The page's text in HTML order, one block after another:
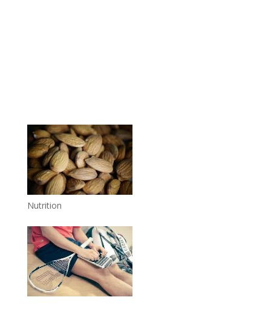
Nutrition